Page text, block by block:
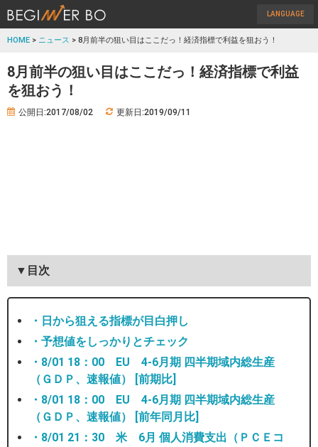
LANGUAGE
HOME > ニュース > 8月前半の狙い目はここだっ！経済指標で利益を狙おう！
8月前半の狙い目はここだっ！経済指標で利益
を狙おう！
公開日:2017/08/02 更新日:2019/09/11
▼目次
・日から狙える指標が目白押し
・予想値をしっかりとチェック
・8/01 18：00 EU 4-6月期 四半期域内総生産
（ＧＤＰ、速報値） [前期比]
・8/01 18：00 EU 4-6月期 四半期域内総生産
（ＧＤＰ、速報値） [前年同月比]
・8/01 21：30 米 6月 個人消費支出（ＰＣＥコ